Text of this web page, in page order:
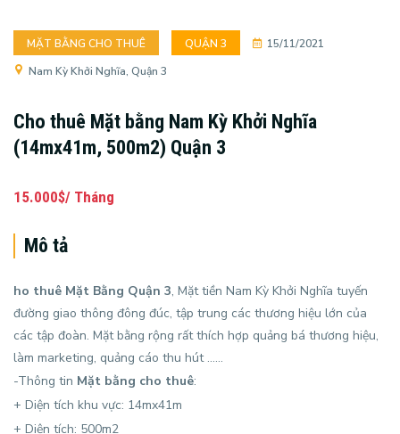
MẶT BẰNG CHO THUÊ QUẬN 3
15/11/2021
Nam Kỳ Khởi Nghĩa, Quận 3
Cho thuê Mặt bằng Nam Kỳ Khởi Nghĩa
(14mx41m, 500m2) Quận 3
15.000$/ Tháng
Mô tả
ho thuê Mặt Bằng Quận 3, Mặt tiền Nam Kỳ Khởi Nghĩa tuyến
đường giao thông đông đúc, tập trung các thương hiệu lớn của
các tập đoàn. Mặt bằng rộng rất thích hợp quảng bá thương hiệu,
làm marketing, quảng cáo thu hút ……
-Thông tin Mặt bằng cho thuê:
+ Diện tích khu vực: 14mx41m
+ Diện tích: 500m2